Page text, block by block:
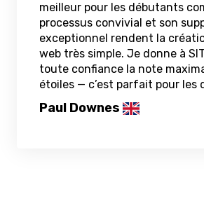
meilleur pour les débutants
processus convivial et son
exceptionnel rendent la
web très simple. Je donne à
toute confiance la note
étoiles — c’est parfait pour les
Paul Downes